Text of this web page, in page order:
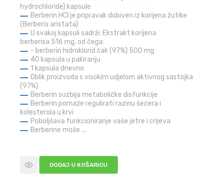
hydrochloride) kapsule
Berberin HCl je pripravak dobiven iz korijena žutike
(Berberis aristata)
U svakoj kapsuli sadrži: Ekstrakt korijena
berberisa 516 mg, od čega:
- berberin hidroklorid čak (97%) 500 mg
40 kapsula u pakiranju
1 kapsula dnevno
Oblik proizvoda s visokim udjelom aktivnog sastojka
(97%)
Berberin suzbija metaboličke disfunkcije
Berberin pomaže regulirati razinu šećera i
kolesterola u krvi
Poboljšava funkcioniranje vaše jetre i crijeva
Berberine može ...
DODAJ U KOŠARICU